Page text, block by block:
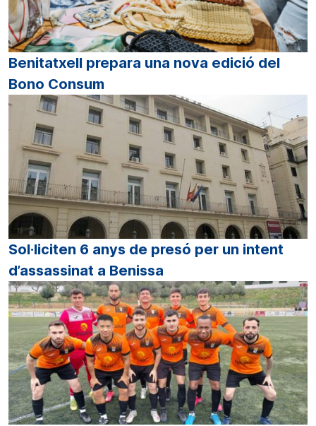
Benitatxell prepara una nova edició del
Bono Consum
Sol·liciten 6 anys de presó per un intent
d’assassinat a Benissa